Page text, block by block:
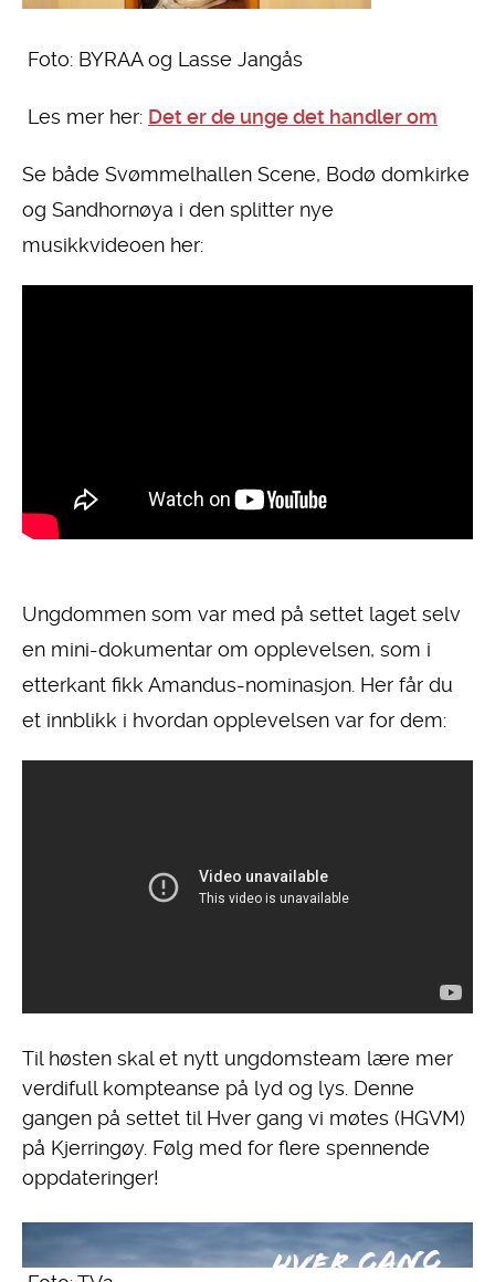
Foto: BYRAA og Lasse Jangås
Les mer her: Det er de unge det handler om
Se både Svømmelhallen Scene, Bodø domkirke
og Sandhornøya i den splitter nye
musikkvideoen her:
Ungdommen som var med på settet laget selv
en mini-dokumentar om opplevelsen, som i
etterkant fikk Amandus-nominasjon. Her får du
et innblikk i hvordan opplevelsen var for dem:
Til høsten skal et nytt ungdomsteam lære mer
verdifull kompteanse på lyd og lys. Denne
gangen på settet til Hver gang vi møtes (HGVM)
på Kjerringøy. Følg med for flere spennende
oppdateringer!